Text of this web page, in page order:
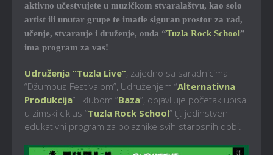
aktivno učestvujete u muzičkom stvaralaštvu, kao solo
artist ili unutar grupe te imatie siguran prostor za rad,
učenje, stvaranje i druženje, onda “Tuzla Rock School”
ima program za vas!
Udruženja “Tuzla Live”, zajedno sa saradnicima
“Džumbus Festivalom”, Udruženjem “Alternativna
Produkcija” i klubom “Baza“, objavljuje početak upisa
u zimski ciklus “Tuzla Rock School” tj. jedinstven
edukativni program za polaznike svih starosnih dobi.